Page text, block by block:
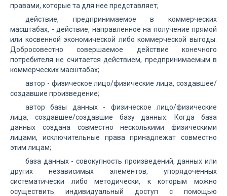
правами, которые та для нее представляет;
действие, предпринимаемое в коммерческих
масштабах, - действие, направленное на получение прямой
или косвенной экономической либо коммерческой выгоды.
Добросовестно совершаемое действие конечного
потребителя не считается действием, предпринимаемым в
коммерческих масштабах;
автор - физическое лицо/физические лица, создавшее/
создавшие произведение;
автор базы данных - физическое лицо/физические
лица, создавшее/создавшие базу данных. Когда база
данных создана совместно несколькими физическими
лицами, исключительные права принадлежат совместно
этим лицам;
база данных - совокупность произведений, данных или
других независимых элементов, упорядоченных
систематически либо методически, к которым можно
осуществить индивидуальный доступ с помощью